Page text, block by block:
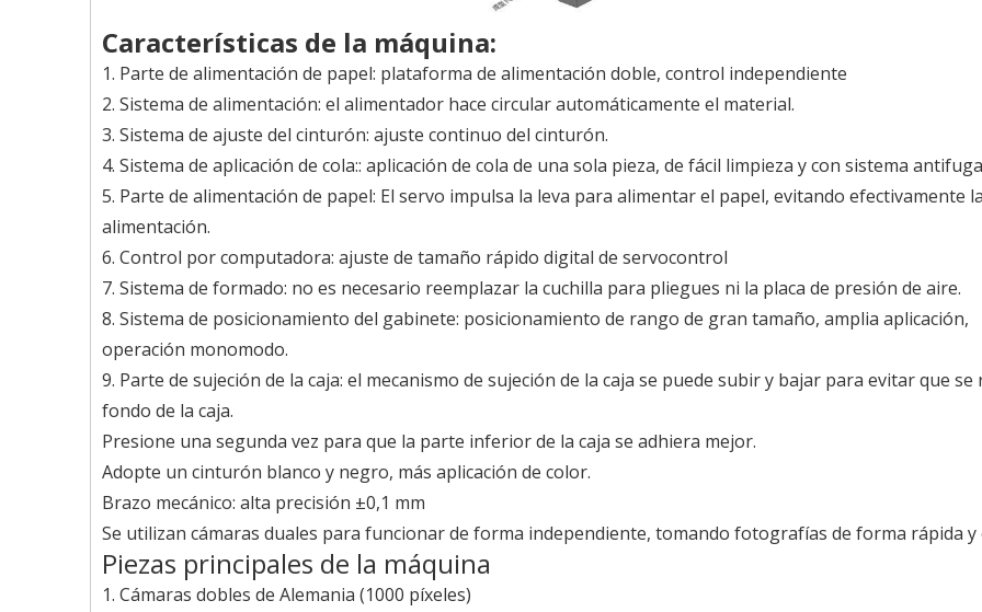
Características de la máquina:
1. Parte de alimentación de papel: plataforma de alimentación doble, control independiente
2. Sistema de alimentación: el alimentador hace circular automáticamente el material.
3. Sistema de ajuste del cinturón: ajuste continuo del cinturón.
4. Sistema de aplicación de cola:: aplicación de cola de una sola pieza, de fácil limpieza y con sistema
5. Parte de alimentación de papel: El servo impulsa la leva para alimentar el papel, evitando efectivamente
alimentación.
6. Control por computadora: ajuste de tamaño rápido digital de servocontrol
7. Sistema de formado: no es necesario reemplazar la cuchilla para pliegues ni la placa de presión de aire.
8. Sistema de posicionamiento del gabinete: posicionamiento de rango de gran tamaño, amplia aplicación,
operación monomodo.
9. Parte de sujeción de la caja: el mecanismo de sujeción de la caja se puede subir y bajar para evitar que se
fondo de la caja.
Presione una segunda vez para que la parte inferior de la caja se adhiera mejor.
Adopte un cinturón blanco y negro, más aplicación de color.
Brazo mecánico: alta precisión ±0,1 mm
Se utilizan cámaras duales para funcionar de forma independiente, tomando fotografías de forma rápida y
Piezas principales de la máquina
1. Cámaras dobles de Alemania (1000 píxeles)